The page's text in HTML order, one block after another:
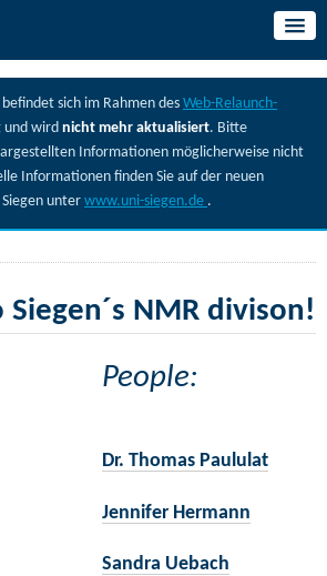
sich im Rahmen des Web-Relaunch-
und wirdnicht mehr aktualisiert. Bitte
Informationen möglicherweise nicht
Informationen finden Sie auf der neuen
unter www.uni-siegen.de .
NMR divison!
People:
Dr. Thomas Paululat
Jennifer Hermann
Sandra Uebach